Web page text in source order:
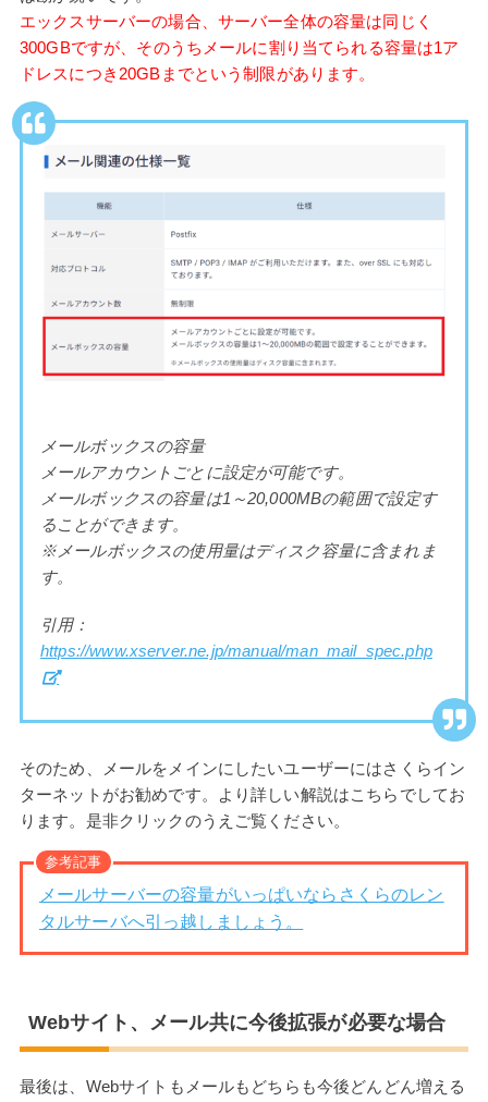
エックスサーバーの場合、サーバー全体の容量は同じく
300GBですが、そのうちメールに割り当てられる容量は1ア
ドレスにつき20GBまでという制限があります。
メールボックスの容量
メールアカウントごとに設定が可能です。
メールボックスの容量は1～20,000MBの範囲で設定す
ることができます。
※メールボックスの使用量はディスク容量に含まれま
す。
引用：
https://www.xserver.ne.jp/manual/man_mail_spec.php
そのため、メールをメインにしたいユーザーにはさくらイン
ターネットがお勧めです。より詳しい解説はこちらでしてお
ります。是非クリックのうえご覧ください。
参考記事
メールサーバーの容量がいっぱいならさくらのレン
タルサーバへ引っ越しましょう。
Webサイト、メール共に今後拡張が必要な場合
最後は、Webサイトもメールもどちらも今後どんどん増える